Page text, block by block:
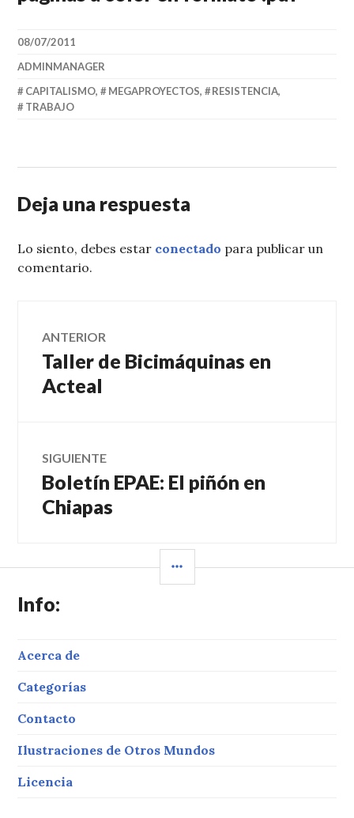
08/07/2011
ADMINMANAGER
CAPITALISMO, MEGAPROYECTOS, RESISTENCIA,
TRABAJO
Deja una respuesta
Lo siento, debes estar conectado para publicar un
comentario.
Navegación
de
ANTERIOR
Entrada
anterior:
Taller de Bicimáquinas en
Acteal
SIGUIENTE
Entrada
siguiente:
Boletín EPAE: El piñón en
Chiapas
LATERAL
Info:
Acerca de
Categorías
Contacto
Ilustraciones de Otros Mundos
Licencia